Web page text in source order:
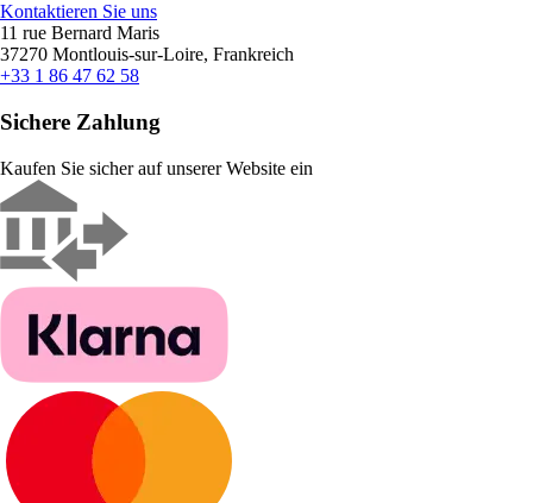
Kontaktieren Sie uns
11 rue Bernard Maris
37270 Montlouis-sur-Loire, Frankreich
+33 1 86 47 62 58
Sichere Zahlung
Kaufen Sie sicher auf unserer Website ein